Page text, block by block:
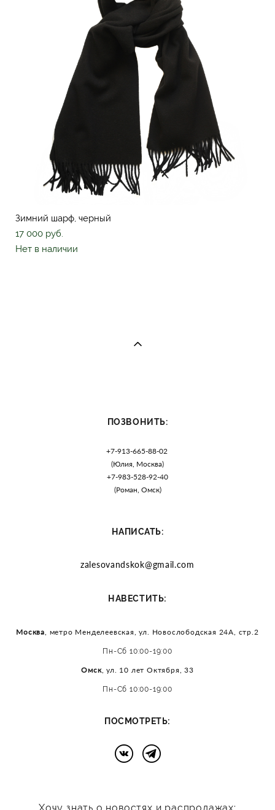
Зимний шарф, черный
17 000 pуб.
Нет в наличии
ПОЗВОНИТЬ:
+7-913-665-88-02
(Юлия, Москва)
+7-983-528-92-40
(Роман, Омск)
НАПИСАТЬ:
zalesovandskok@gmail.com
НАВЕСТИТЬ:
Москва , метро Менделеевская, ул. Новослободская 24А, стр.2
Пн-Сб 10:00-19:00
Омск, ул. 10 лет Октября, 33
Пн-Сб 10:00-19:00
ПОСМОТРЕТЬ: